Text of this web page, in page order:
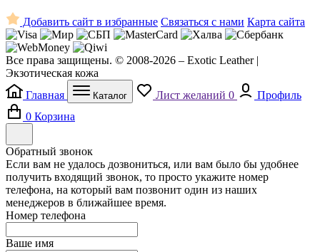
Добавить сайт в избранные Связаться с нами Карта сайта
Все права защищены. © 2008-2026 – Exotic Leather |
Экзотическая кожа
Главная
Каталог Лист желаний 0
Профиль
0 Корзина
Обратный звонок
Если вам не удалось дозвониться, или вам было бы удобнее
получить входящий звонок, то просто укажите номер
телефона, на который вам позвонит один из наших
менеджеров в ближайшее время.
Номер телефона
Ваше имя